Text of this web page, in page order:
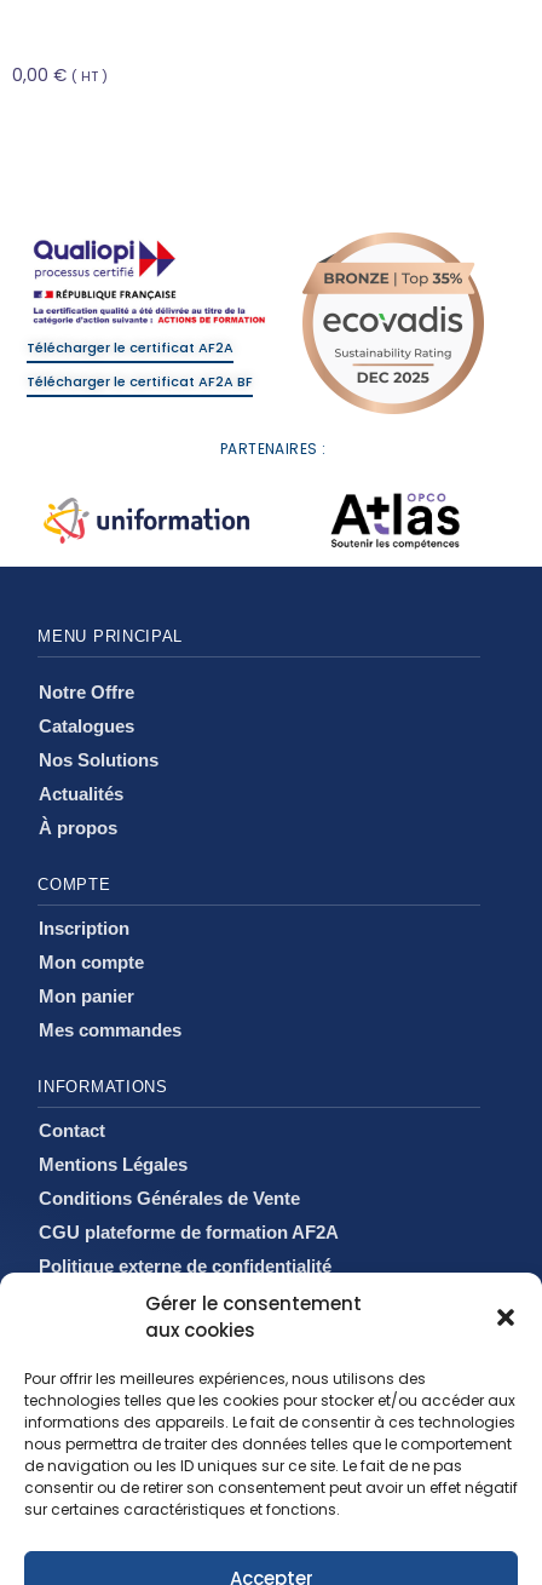
Gérer le consentement
aux cookies
Pour offrir les meilleures expériences, nous utilisons des
technologies telles que les cookies pour stocker et/ou accéder aux
informations des appareils. Le fait de consentir à ces technologies
nous permettra de traiter des données telles que le comportement
de navigation ou les ID uniques sur ce site. Le fait de ne pas
consentir ou de retirer son consentement peut avoir un effet négatif
sur certaines caractéristiques et fonctions.
Accepter
0,00 € ( HT )
Télécharger le certificat AF2A
Télécharger le certificat AF2A BF
PARTENAIRES :
reclamation@af2a.com
INFORMATIONS
Contact
Mentions Légales
Conditions Générales de Vente
CGU plateforme de formation AF2A
Politique externe de confidentialité
Politique de cookies (EU)
MENU PRINCIPAL
Notre Offre
Catalogues
Nos Solutions
Actualités
À propos
COMPTE
Inscription
Mon compte
Mon panier
Mes commandes